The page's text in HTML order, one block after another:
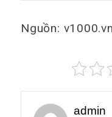
Nguồn: v1000.vn
admin